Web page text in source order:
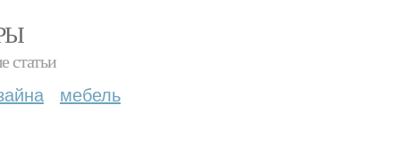
статьи
мебель